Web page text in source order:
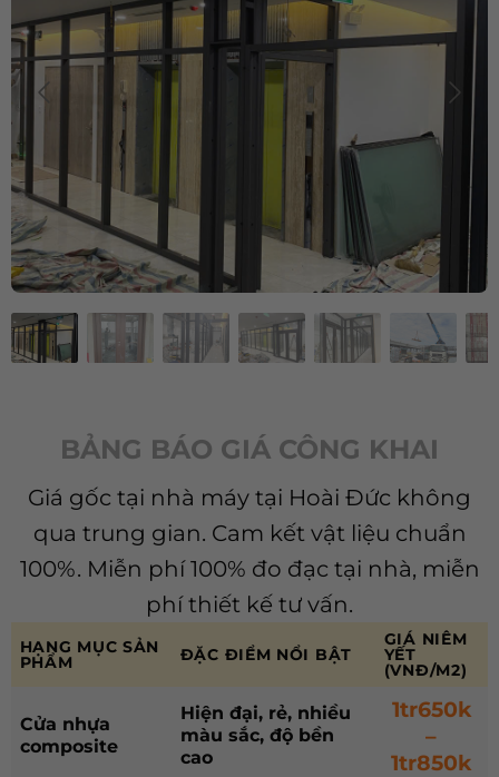
BẢNG BÁO GIÁ CÔNG KHAI
Giá gốc tại nhà máy tại Hoài Đức không
qua trung gian. Cam kết vật liệu chuẩn
100%. Miễn phí 100% đo đạc tại nhà, miễn
phí thiết kế tư vấn.
HẠNG MỤC SẢN
PHẨM ĐẶC ĐIỂM NỔI BẬT
GIÁ NIÊM
YẾT
(VNĐ/M2)
Cửa nhựa
composite
Hiện đại, rẻ, nhiều
màu sắc, độ bền
cao
1tr650k
–
1tr850k